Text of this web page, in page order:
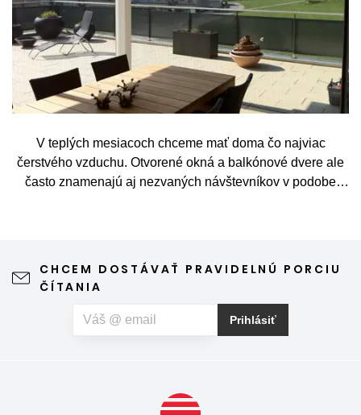
V teplých mesiacoch chceme mať doma čo najviac
čerstvého vzduchu. Otvorené okná a balkónové dvere ale
často znamenajú aj nezvaných návštevníkov v podobe
leto naplno. Kvalitná sieťka na hmyz zároveň nijako neruší
výhľad z okna ani vzhľad domu, vyžaduje len minimálnu
vás okrem hmyzu trápia aj peľové alergie, môžete zvoliť
špeciálnu sieť proti peľu, ktorá pomáha obmedziť
CHCEM DOSTÁVAŤ PRAVIDELNÚ PORCIU
ČÍTANIA
Prihlásiť